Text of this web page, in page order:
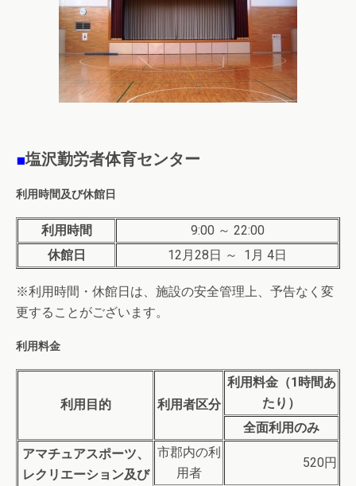
■塩沢勤労者体育センター
利用時間及び休館日
利用時間
9:00 ～ 22:00
休館日
12月28日 ～ 1月 4日
※利用時間・休館日は、施設の安全管理上、予告なく変
更することがございます。
利用料金
利用目的 利用者区分
利用料金（1時間あ
たり）
全面利用のみ
アマチュアスポーツ、
レクリエーション及び
市郡内の利
用者
520円